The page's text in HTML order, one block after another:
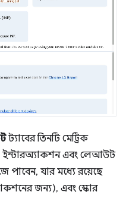
ট্যাবের তিনটি মেট্রিক
ইন্টারঅ্যাকশন এবং লেআউট
পাবেন, যার মধ্যে রয়েছে
জন্য), এবং স্কোর